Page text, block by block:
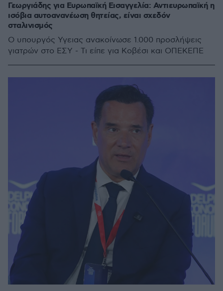
Γεωργιάδης για Ευρωπαϊκή Εισαγγελία: Αντιευρωπαϊκή η
ισόβια αυτοανανέωση θητείας, είναι σχεδόν
σταλινισμός
Ο υπουργός Υγειας ανακοίνωσε 1.000 προσλήψεις
γιατρών στο ΕΣΥ - Τι είπε για Κοβέσι και ΟΠΕΚΕΠΕ